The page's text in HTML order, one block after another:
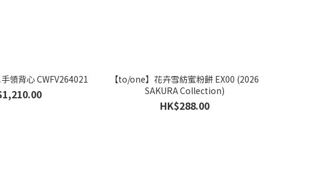
手領背心 CWFV264021
【to/one】花卉雪紡蜜粉餅 EX00 (2026
SAKURA Collection)
HK$288.00